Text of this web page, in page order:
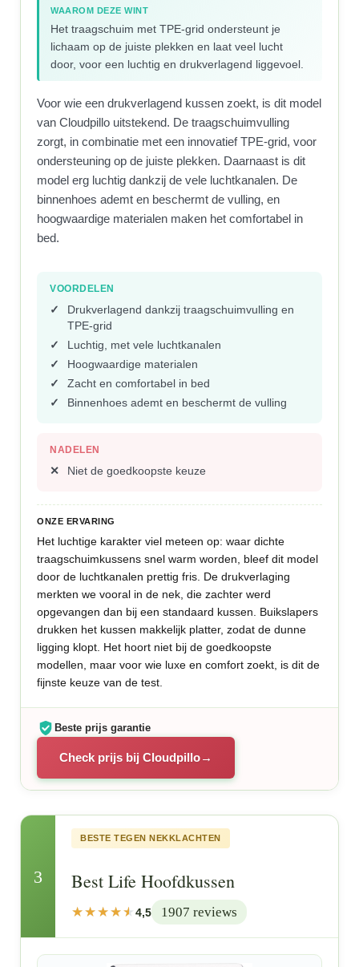
WAAROM DEZE WINT
Het traagschuim met TPE-grid ondersteunt je
lichaam op de juiste plekken en laat veel lucht
door, voor een luchtig en drukverlagend liggevoel.
Voor wie een drukverlagend kussen zoekt, is dit model
van Cloudpillo uitstekend. De traagschuimvulling
zorgt, in combinatie met een innovatief TPE-grid, voor
ondersteuning op de juiste plekken. Daarnaast is dit
model erg luchtig dankzij de vele luchtkanalen. De
binnenhoes ademt en beschermt de vulling, en
hoogwaardige materialen maken het comfortabel in
bed.
VOORDELEN
Drukverlagend dankzij traagschuimvulling en
TPE-grid
Luchtig, met vele luchtkanalen
Hoogwaardige materialen
Zacht en comfortabel in bed
Binnenhoes ademt en beschermt de vulling
NADELEN
Niet de goedkoopste keuze
ONZE ERVARING
Het luchtige karakter viel meteen op: waar dichte
traagschuimkussens snel warm worden, bleef dit model
door de luchtkanalen prettig fris. De drukverlaging
merkten we vooral in de nek, die zachter werd
opgevangen dan bij een standaard kussen. Buikslapers
drukken het kussen makkelijk platter, zodat de dunne
ligging klopt. Het hoort niet bij de goedkoopste
modellen, maar voor wie luxe en comfort zoekt, is dit de
fijnste keuze van de test.
Beste prijs garantie
Check prijs bij Cloudpillo
3
BESTE TEGEN NEKKLACHTEN
Best Life Hoofdkussen
4,5 1907 reviews